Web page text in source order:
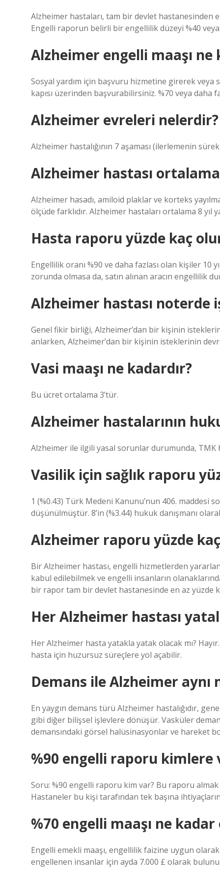
Alzheimer hastaları, tam bir devlet hastanesinden
Engelli raporun belirli bir engellilik düzeyi %40 veya
Alzheimer engelli maaşı ne
Sosyal yardım için başvuru hizmetine girerek veya
kapısı üzerinden başvurabilirsiniz. %70 veya daha
Alzheimer evreleri nelerdir?
Alzheimer hastalığının 7 aşaması (ilerlemenin
Alzheimer hastası
Alzheimer hasadı, amiloid plaklar ve korteks
ölçüde farklıdır. Alzheimer hastaları ortalama 8 yıl
Hasta raporu yüzde kaç
Engellilik oranı %90 ve daha fazlası olan kişiler 10
zorunda olmasa da, satın alınan aracın engellilik
Alzheimer hastası noterde
Genel fikir birliği, Alzheimer’dan bir kişinin
anlarken, Alzheimer’dan bir kişinin isteklerinin
Vasi maaşı ne kadardır?
Bu ücret ortalama 3’tür.
Alzheimer hastalarının
Alzheimer ile ilgili yasal sorunlar durumunda, TMK
Vasilik için sağlık raporu
1 (%0.43) Türk Medeni Kanunu’nun 406. maddesi
düşünülmüştür. 8’in (%3.44) hukuk danışmanı
Alzheimer raporu yüzde
Bir Alzheimer hastası, engelli hizmetlerden
kabul edilebilmek ve engelli insanların
bir rapor tam bir devlet hastanesinde en az yüzde
Her Alzheimer hastası
Her Alzheimer hasta yatakla yatak olacak mı?
hasta için huzursuz süreçlere yol açabilir.
Demans ile Alzheimer aynı
En yaygın demans türü Alzheimer hastalığıdır,
gibi diğer bilişsel işlevlere dönüşür. Vasküler
demansındaki görsel halüsinasyonlar ve hareket
%90 engelli raporu kimlere
Soru: %90 engelli raporu kim var? Bu raporu
Hastaneler bu kişi tarafından tek başına
%70 engelli maaşı ne kadar
Engelli emekli maaşı, engellilik faizine uygun
engellenen insanlar için ayda 7.000 £ olarak